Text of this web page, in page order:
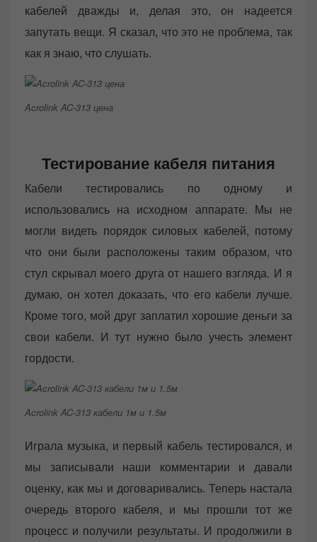
кабелей дважды и, делая это, он надеется
запутать вещи. Я сказал, что это не проблема, так
как я знаю, что слушать.
Acrolink AC-313 цена
Тестирование кабеля питания
Кабели тестировались по одному и
использовались на исходном аппарате. Мы не
могли видеть порядок силовых кабелей, потому
что они были расположены таким образом, что
стул скрывал моего друга от нашего взгляда. И я
думаю, он хотел доказать, что его кабели лучше.
Кроме того, мой друг заплатил хорошие деньги за
свои кабели. И тут нужно было учесть элемент
гордости.
Acrolink AC-313 кабели 1м и 1.5м
Играла музыка, и первый кабель тестировался, и
мы записывали наши комментарии и давали
оценку, как мы и договаривались. Теперь настала
очередь второго кабеля, и мы прошли тот же
процесс и получили результаты. И продолжили в